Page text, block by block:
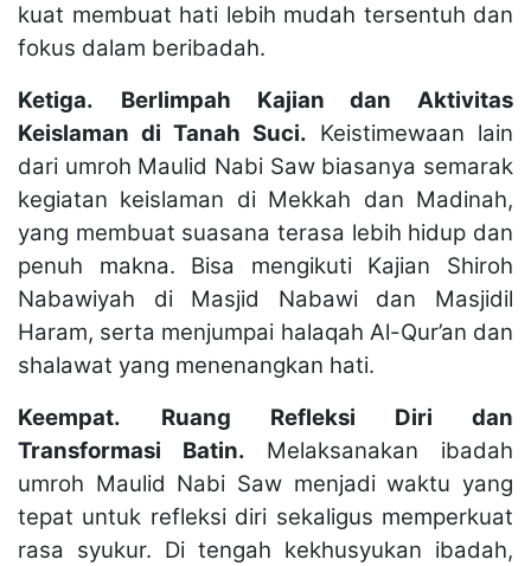
kuat membuat hati lebih mudah tersentuh dan
fokus dalam beribadah.
Ketiga.
Berlimpah Kajian dan Aktivitas
Keislaman di Tanah Suci. Keistimewaan lain
dari umroh Maulid Nabi Saw biasanya semarak
kegiatan keislaman di Mekkah dan Madinah,
yang membuat suasana terasa lebih hidup dan
penuh makna. Bisa mengikuti Kajian Shiroh
Nabawiyah di Masjid Nabawi dan Masjidil
Haram, serta menjumpai halaqah Al-Qur’an dan
shalawat yang menenangkan hati.
Keempat.
Ruang Refleksi Diri dan
Transformasi Batin. Melaksanakan ibadah
umroh Maulid Nabi Saw menjadi waktu yang
tepat untuk refleksi diri sekaligus memperkuat
rasa syukur. Di tengah kekhusyukan ibadah,